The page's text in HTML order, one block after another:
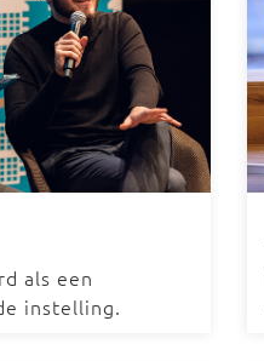
als een
instelling.